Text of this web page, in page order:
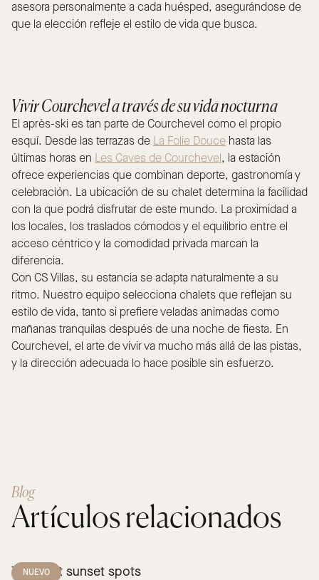
asesora personalmente a cada huésped, asegurándose de
que la elección refleje el estilo de vida que busca.
Vivir Courchevel a través de su vida nocturna
El après-ski es tan parte de Courchevel como el propio
esquí. Desde las terrazas de La Folie Douce hasta las
últimas horas en Les Caves de Courchevel, la estación
ofrece experiencias que combinan deporte, gastronomía y
celebración. La ubicación de su chalet determina la facilidad
con la que podrá disfrutar de este mundo. La proximidad a
los locales, los traslados cómodos y el equilibrio entre el
acceso céntrico y la comodidad privada marcan la
diferencia.
Con CS Villas, su estancia se adapta naturalmente a su
ritmo. Nuestro equipo selecciona chalets que reflejan su
estilo de vida, tanto si prefiere veladas animadas como
mañanas tranquilas después de una noche de fiesta. En
Courchevel, el arte de vivir va mucho más allá de las pistas,
y la dirección adecuada lo hace posible sin esfuerzo.
Blog
Artículos relacionados
NUEVO
The best sunset spots